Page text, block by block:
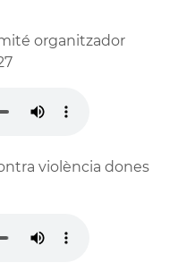
organitzador
violència dones